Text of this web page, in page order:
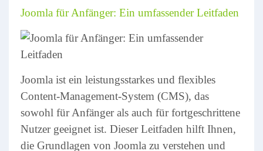
Joomla für Anfänger: Ein umfassender Leitfaden
Joomla ist ein leistungsstarkes und flexibles
Content-Management-System (CMS), das
sowohl für Anfänger als auch für fortgeschrittene
Nutzer geeignet ist. Dieser Leitfaden hilft Ihnen,
die Grundlagen von Joomla zu verstehen und